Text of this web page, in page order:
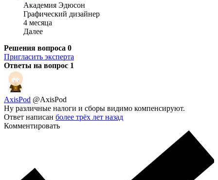
Академия Эдюсон
Графический дизайнер
4 месяца
Далее
Решения вопроса 0
Пригласить эксперта
Ответы на вопрос 1
AxisPod @AxisPod
Ну различные налоги и сборы видимо компенсируют.
Ответ написан более трёх лет назад
Комментировать